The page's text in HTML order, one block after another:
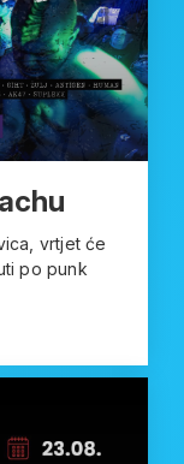
vrtjet će
po punk